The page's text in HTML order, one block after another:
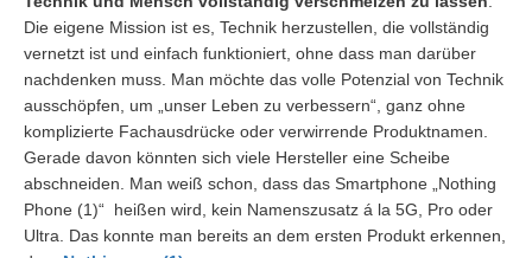
Die eigene Mission ist es, Technik herzustellen, die vollständig
vernetzt ist und einfach funktioniert, ohne dass man darüber
nachdenken muss. Man möchte das volle Potenzial von Technik
ausschöpfen, um „unser Leben zu verbessern“, ganz ohne
komplizierte Fachausdrücke oder verwirrende Produktnamen.
Gerade davon könnten sich viele Hersteller eine Scheibe
abschneiden. Man weiß schon, dass das Smartphone „Nothing
Phone (1)“ heißen wird, kein Namenszusatz á la 5G, Pro oder
Ultra. Das konnte man bereits an dem ersten Produkt erkennen,